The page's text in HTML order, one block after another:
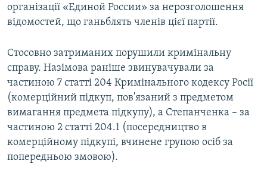
організації «Единой России» за нерозголошення
відомостей, що ганьблять членів цієї партії.
Стосовно затриманих порушили кримінальну
справу. Назімова раніше звинувачували за
частиною 7 статті 204 Кримінального кодексу Росії
(комерційний підкуп, пов'язаний з предметом
вимагання предмета підкупу), а Степанченка – за
частиною 2 статті 204.1 (посередництво в
комерційному підкупі, вчинене групою осіб за
попередньою змовою).